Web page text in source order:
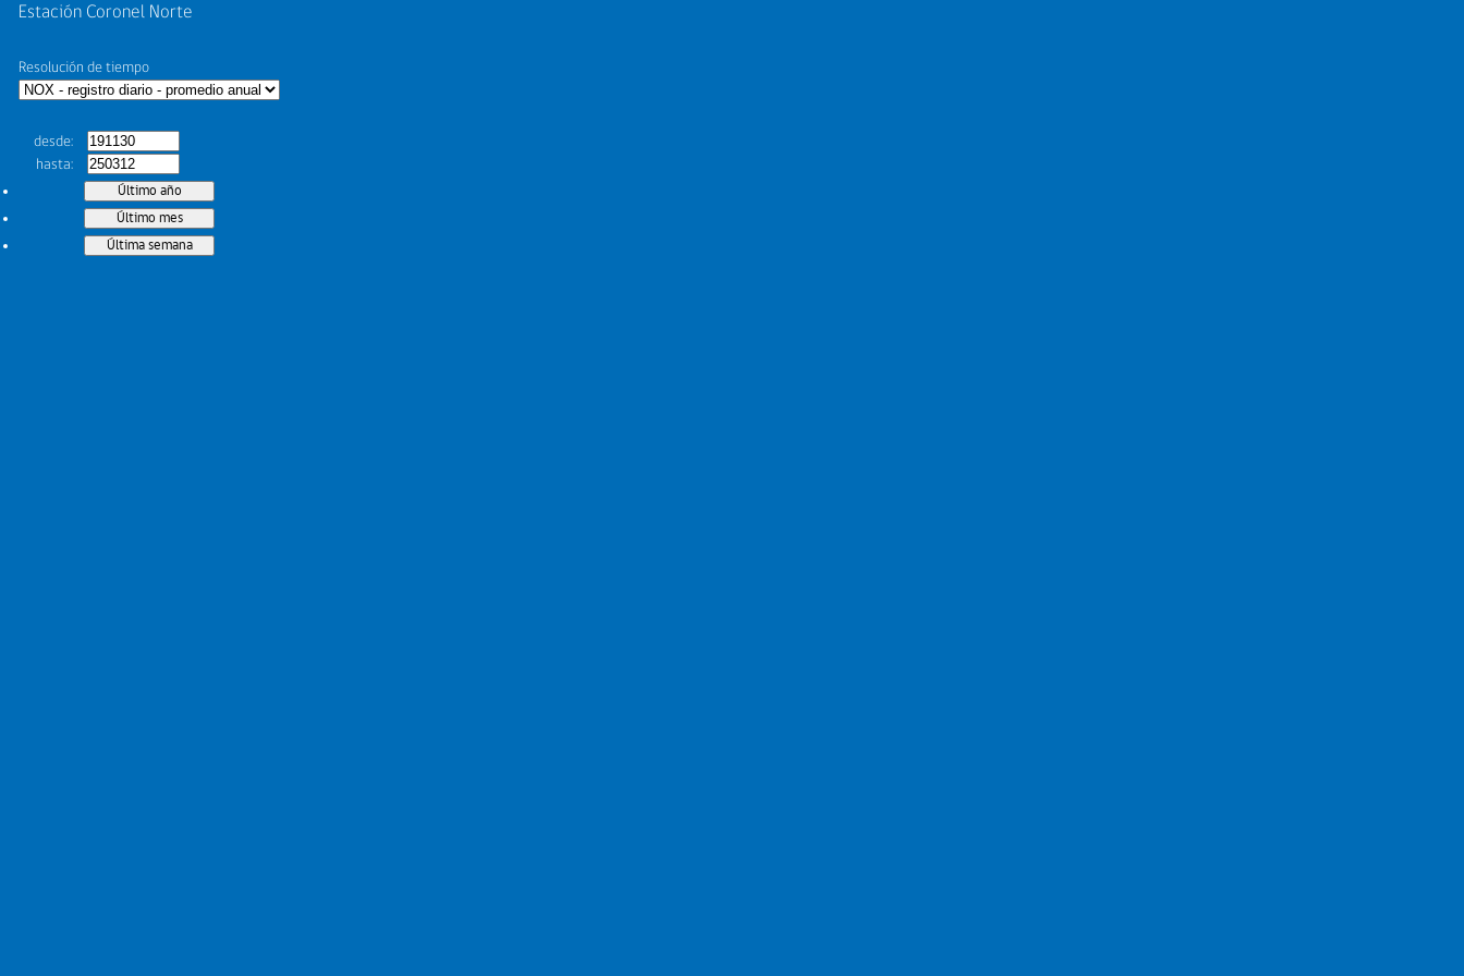
Estación Coronel Norte
Resolución de tiempo
desde
hasta